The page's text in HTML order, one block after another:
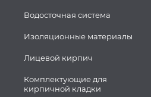
Водосточная система
Изоляционные материалы
Лицевой кирпич
Комплектующие для
кирпичной кладки